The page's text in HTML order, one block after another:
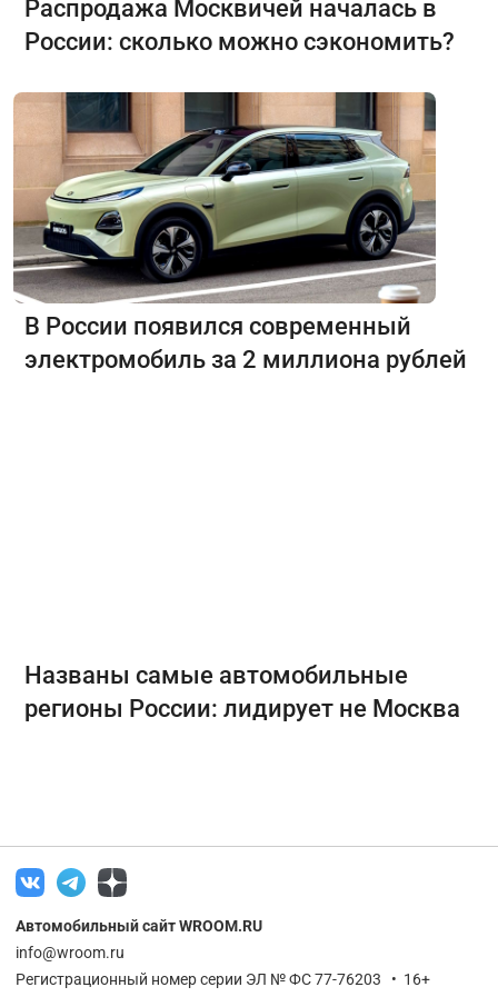
Распродажа Москвичей началась в
России: сколько можно сэкономить?
В России появился современный
электромобиль за 2 миллиона рублей
Названы самые автомобильные
регионы России: лидирует не Москва
Автомобильный сайт WROOM.RU
info@wroom.ru
Регистрационный номер серии ЭЛ № ФС 77-76203 • 16+